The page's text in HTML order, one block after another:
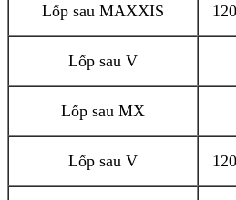
Lốp sau MAXXIS
Lốp sau V
Lốp sau MX
Lốp sau V